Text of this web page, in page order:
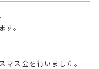
。
マス会を行いました。